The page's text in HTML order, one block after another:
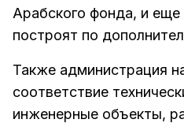
Арабского фонда, и
построят по
Также администрация
соответствие
инженерные объекты,